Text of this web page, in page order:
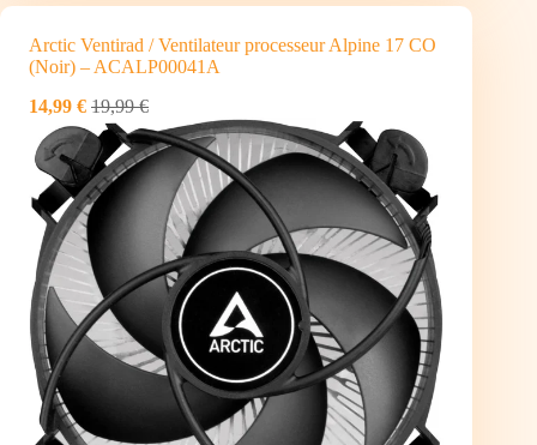
Arctic Ventirad / Ventilateur processeur Alpine 17 CO
(Noir) – ACALP00041A
14,99 € 19,99 €